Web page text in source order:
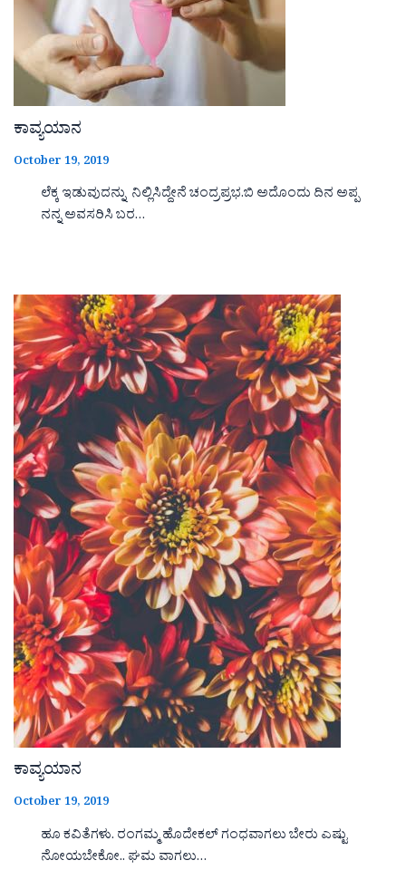
ಕಾವ್ಯಯಾನ
October 19, 2019
ಲೆಕ್ಕ ಇಡುವುದನ್ನು ನಿಲ್ಲಿಸಿದ್ದೇನೆ ಚಂದ್ರಪ್ರಭ.ಬಿ ಅದೊಂದು ದಿನ ಅಪ್ಪ
ನನ್ನ ಅವಸರಿಸಿ ಬರ…
ಕಾವ್ಯಯಾನ
October 19, 2019
ಹೂ ಕವಿತೆಗಳು. ರಂಗಮ್ಮ ಹೊದೇಕಲ್ ಗಂಧವಾಗಲು ಬೇರು ಎಷ್ಟು
ನೋಯಬೇಕೋ.. ಘಮ ವಾಗಲು…